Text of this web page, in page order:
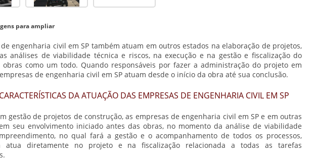
para ampliar
engenharia civil em SP também atuam em outros estados na elaboração de projetos,
análises de viabilidade técnica e riscos, na execução e na gestão e fiscalização do
como um todo. Quando responsáveis por fazer a administração do projeto em
empresas de engenharia civil em SP atuam desde o início da obra até sua conclusão.
DA ATUAÇÃO DAS EMPRESAS DE ENGENHARIA CIVIL EM SP
gestão de projetos de construção, as empresas de engenharia civil em SP e em outras
seu envolvimento iniciado antes das obras, no momento da análise de viabilidade
no qual fará a gestão e o acompanhamento de todos os processos,
atua diretamente no projeto e na fiscalização relacionada a todas as tarefas